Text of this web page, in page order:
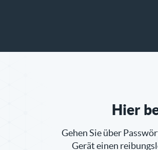
Hier
Gehen Sie über
Gerät einen